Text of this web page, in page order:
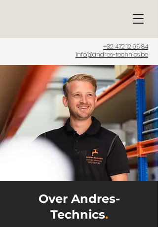
+32 472 12 95 84
info@andres-technics.be
Over Andres-
Technics.